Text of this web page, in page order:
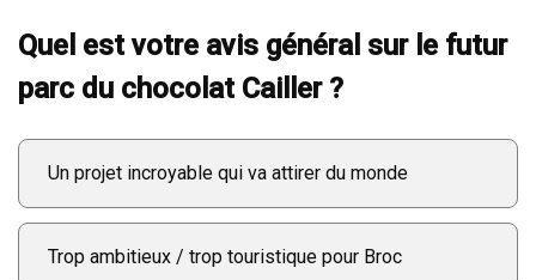
Quel est votre avis général sur le futur
parc du chocolat Cailler ?
Un projet incroyable qui va attirer du monde
Trop ambitieux / trop touristique pour Broc